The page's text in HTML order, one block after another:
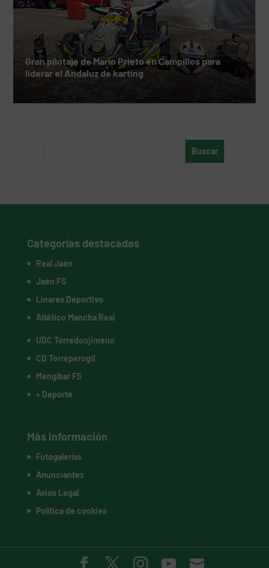
Gran pilotaje de Mario Prieto en Campillos para
liderar el Andaluz de karting
Categorías destacadas
Real Jaén
Jaén FS
Linares Deportivo
Atlético Mancha Real
UDC Torredonjimeno
CD Torreperogil
Mengíbar FS
+ Deporte
Más información
Fotogalerías
Anunciantes
Aviso Legal
Política de cookies